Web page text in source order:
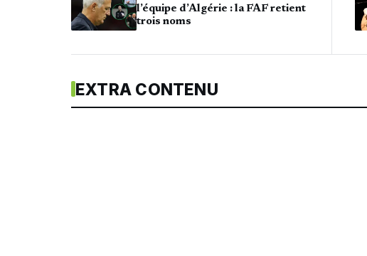
l’équipe d’Algérie : la FAF retient
trois noms
EXTRA CONTENU